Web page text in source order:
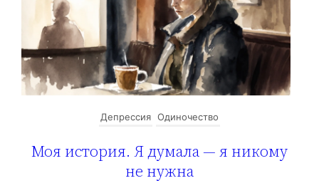
Депрессия Одиночество
Моя история. Я думала — я никому
не нужна